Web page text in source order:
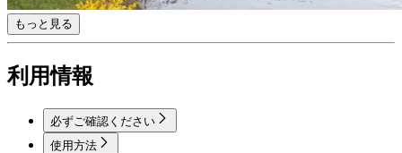
もっと見る
利用情報
必ずご確認ください
使用方法